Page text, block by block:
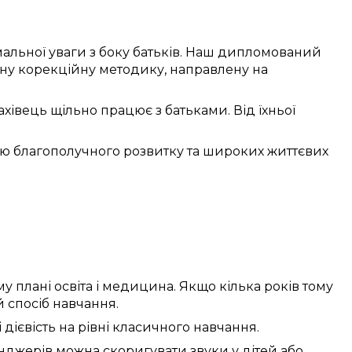
уваги з боку батьків. Наш дипломований
корекційну методику, направлену на
щільно працює з батьками. Від їхньої
благополучного розвитку та широких життєвих
плані освіта і медицина. Якщо кілька років тому
спосіб навчання.
дієвість на рівні класичного навчання.